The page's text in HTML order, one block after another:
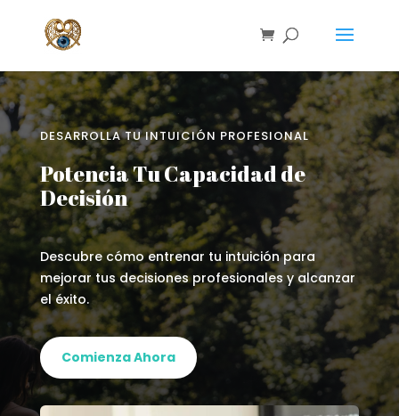
DESARROLLA TU INTUICIÓN PROFESIONAL
Potencia Tu Capacidad de
Decisión
Descubre cómo entrenar tu intuición para
mejorar tus decisiones profesionales y alcanzar
el éxito.
Comienza Ahora